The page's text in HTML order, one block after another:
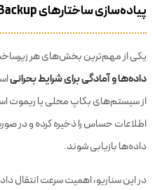
پیاده‌سازی ساختارهای Backup و Disaster Recovery
یکی از مهم‌ترین بخش‌های هر
داده‌ها و آمادگی برای شرایط بحرانی
از سیستم‌های بکاپ محلی یا ریموت
اطلاعات حساس را ذخیره کرده و در
داده‌ها بازیابی شوند.
در این سناریو، اهمیت سرعت انتقال